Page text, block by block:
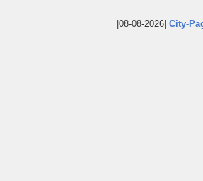
|08-08-2026| City-